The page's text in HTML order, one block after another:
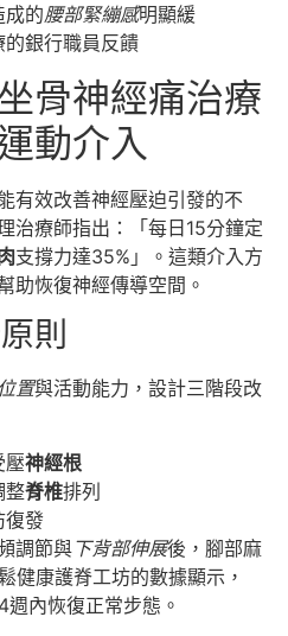
成的腰部緊繃感明顯緩
銀行職員反饋
骨神經痛治療
動介入
有效改善神經壓迫引發的不
治療師指出：「每日15分鐘定
支撐力達35%」。這類介入方
助恢復神經傳導空間。
則
置與活動能力，設計三階段改
壓神經根
整脊椎排列
復發
調節與下背部伸展後，腳部麻
健康護脊工坊的數據顯示，
內恢復正常步態。